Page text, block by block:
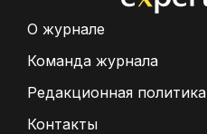
О журнале
Команда журнала
Редакционная политика
Контакты